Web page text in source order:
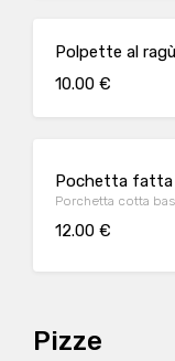
Polpette al
10.00 €
Pochetta fatta
Porchetta cotta
12.00 €
Pizze